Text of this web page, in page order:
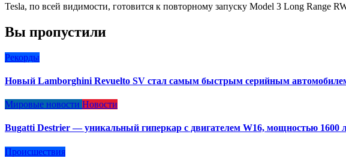
Tesla, по всей видимости, готовится к повторному запуску Model 3 Long Range
Вы пропустили
Рекорды
Новый Lamborghini Revuelto SV стал самым быстрым серийным
Мировые новости Новости
Bugatti Destrier — уникальный гиперкар с двигателем W16, мощностью 1600
Происшествия